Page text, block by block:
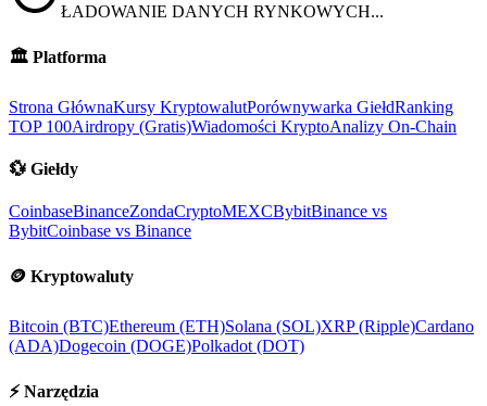
ŁADOWANIE DANYCH RYNKOWYCH...
🏛️ Platforma
Strona GłównaKursy KryptowalutPorównywarka GiełdRanking
TOP 100Airdropy (Gratis)Wiadomości KryptoAnalizy On-Chain
💱 Giełdy
CoinbaseBinanceZondaCryptoMEXCBybitBinance vs
BybitCoinbase vs Binance
🪙 Kryptowaluty
Bitcoin (BTC)Ethereum (ETH)Solana (SOL)XRP (Ripple)Cardano
(ADA)Dogecoin (DOGE)Polkadot (DOT)
⚡ Narzędzia